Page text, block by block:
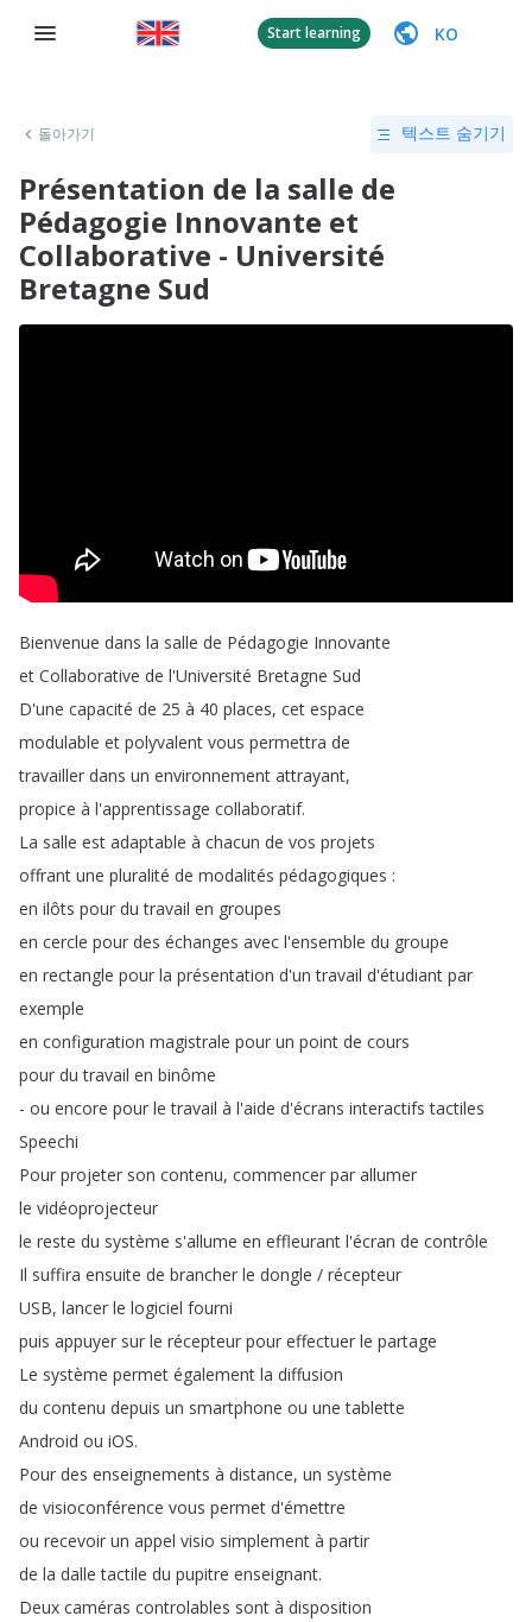
Start learning KO
돌아가기 텍스트 숨기기
Présentation de la salle de
Pédagogie Innovante et
Collaborative - Université
Bretagne Sud
Bienvenue dans la salle de Pédagogie Innovante
et Collaborative de l'Université Bretagne Sud
D'une capacité de 25 à 40 places, cet espace
modulable et polyvalent vous permettra de
travailler dans un environnement attrayant,
propice à l'apprentissage collaboratif.
La salle est adaptable à chacun de vos projets
offrant une pluralité de modalités pédagogiques :
en ilôts pour du travail en groupes
en cercle pour des échanges avec l'ensemble du groupe
en rectangle pour la présentation d'un travail d'étudiant par
exemple
en configuration magistrale pour un point de cours
pour du travail en binôme
- ou encore pour le travail à l'aide d'écrans interactifs tactiles
Speechi
Pour projeter son contenu, commencer par allumer
le vidéoprojecteur
le reste du système s'allume en effleurant l'écran de contrôle
Il suffira ensuite de brancher le dongle / récepteur
USB, lancer le logiciel fourni
puis appuyer sur le récepteur pour effectuer le partage
Le système permet également la diffusion
du contenu depuis un smartphone ou une tablette
Android ou iOS.
Pour des enseignements à distance, un système
de visioconférence vous permet d'émettre
ou recevoir un appel visio simplement à partir
de la dalle tactile du pupitre enseignant.
Deux caméras controlables sont à disposition